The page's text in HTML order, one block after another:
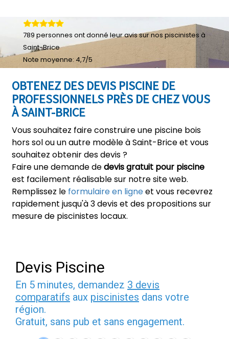
OBTENEZ DES DEVIS PISCINE DE
PROFESSIONNELS PRÈS DE CHEZ VOUS
À SAINT-BRICE
Vous souhaitez faire construire une piscine bois
hors sol ou un autre modèle à Saint-Brice et vous
souhaitez obtenir des devis ?
Faire une demande dedevis gratuit pour piscine
est facilement réalisable sur notre site web.
Remplissez le formulaire en ligneet vous recevrez
rapidement jusqu'à 3 devis et des propositions sur
mesure de piscinistes locaux.
789 personnes ont donné leuravis sur nos piscinistes à
Saint-Brice
Note moyenne: 4,7/5
Devis Piscine
En 5 minutes, demandez 3 devis
comparatifs aux piscinistes dans votre
région.
Gratuit, sans pub et sans engagement.